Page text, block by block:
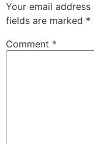
Your email
fields are marked *
Comment *